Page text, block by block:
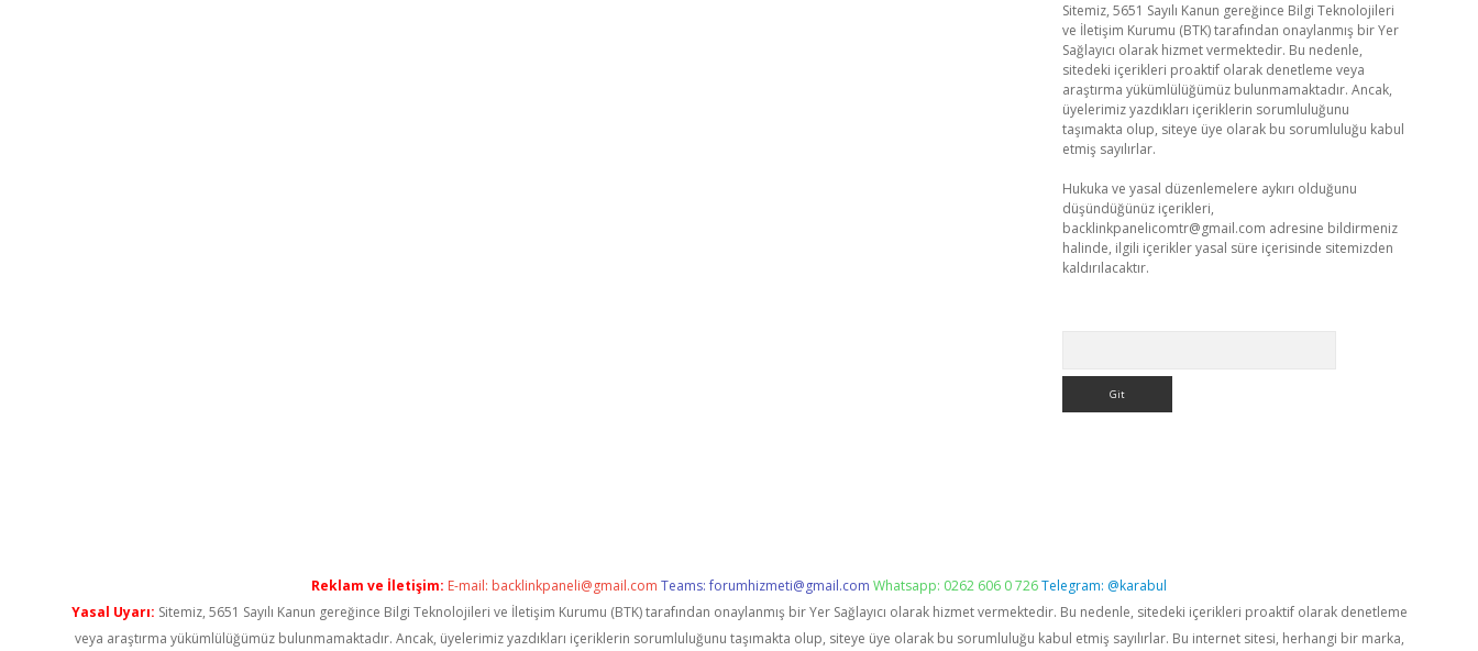
Sitemiz, 5651 Sayılı Kanun gereğince Bilgi Teknolojileri
ve İletişim Kurumu (BTK) tarafından onaylanmış bir Yer
Sağlayıcı olarak hizmet vermektedir. Bu nedenle,
sitedeki içerikleri proaktif olarak denetleme veya
araştırma yükümlülüğümüz bulunmamaktadır. Ancak,
üyelerimiz yazdıkları içeriklerin sorumluluğunu
taşımakta olup, siteye üye olarak bu sorumluluğu kabul
etmiş sayılırlar.
Hukuka ve yasal düzenlemelere aykırı olduğunu
düşündüğünüz içerikleri,
backlinkpanelicomtr@gmail.com adresine bildirmeniz
halinde, ilgili içerikler yasal süre içerisinde sitemizden
kaldırılacaktır.
Reklam ve İletişim: E-mail: backlinkpaneli@gmail.com Teams:forumhizmeti@gmail.com Whatsapp: 0262 606 0 726Telegram: @karabul
Yasal Uyarı: Sitemiz, 5651 Sayılı Kanun gereğince Bilgi Teknolojileri ve İletişim Kurumu (BTK) tarafından onaylanmış bir Yer Sağlayıcı olarak hizmet vermektedir. Bu nedenle, sitedeki içerikleri proaktif olarak denetleme
veya araştırma yükümlülüğümüz bulunmamaktadır. Ancak, üyelerimiz yazdıkları içeriklerin sorumluluğunu taşımakta olup, siteye üye olarak bu sorumluluğu kabul etmiş sayılırlar. Bu internet sitesi, herhangi bir marka,